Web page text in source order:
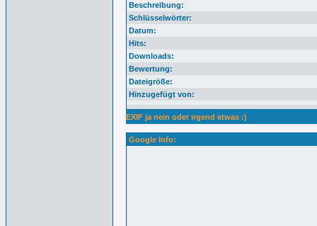
Beschreibung:
Schlüsselwörter:
Datum:
Hits:
Downloads:
Bewertung:
Dateigröße:
Hinzugefügt von:
EXIF ja nein oder irgend etwas :)
Google Info: